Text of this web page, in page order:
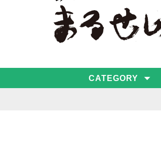
CATEGORY